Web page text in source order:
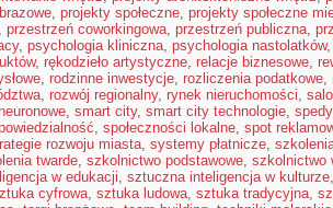
, projekty społeczne, projekty społeczne
przestrzeń coworkingowa, przestrzeń publiczna,
, psychologia kliniczna, psychologia nastolatków
, rękodzieło artystyczne, relacje biznesowe,
, rodzinne inwestycje, rozliczenia podatkowe,
, rozwój regionalny, rynek nieruchomości,
, smart city, smart city technologie,
, społeczności lokalne, spot
rozwoju miasta, systemy płatnicze,
twarde, szkolnictwo podstawowe, szkolnictwo
w edukacji, sztuczna inteligencja w kulturze
cyfrowa, sztuka ludowa, sztuka tradycyjna,